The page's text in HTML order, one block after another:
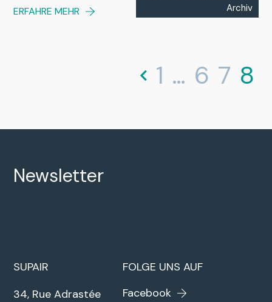
ERFAHRE MEHR Archiv
1 … 6 7 8
Newsletter
SUPAIR
34, Rue Adrastée
FOLGE UNS AUF
Facebook